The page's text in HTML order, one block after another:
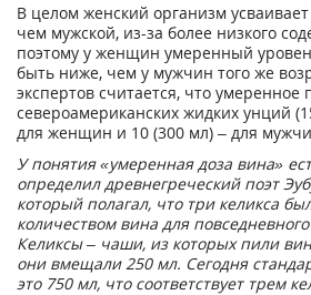
В целом женский организм
чем мужской, из-за более низкого
поэтому у женщин умеренный
быть ниже, чем у мужчин того же
экспертов считается, что умеренное
североамериканских жидких унций
для женщин и 10 (300 мл) – для
У понятия «умеренная доза вина»
определил древнегреческий поэт
который полагал, что три келикса
количеством вина для
Келиксы – чаши, из которых пили
они вмещали 250 мл. Сегодня
это 750 мл, что соответствует трем